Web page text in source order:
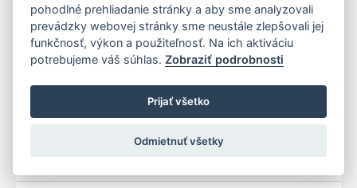
pohodlné prehliadanie stránky a aby sme analyzovali
prevádzky webovej stránky sme neustále zlepšovali jej
funkčnosť, výkon a použiteľnosť. Na ich aktiváciu
potrebujeme váš súhlas.Zobraziť podrobnosti
Prijať všetko
Odmietnuť všetky